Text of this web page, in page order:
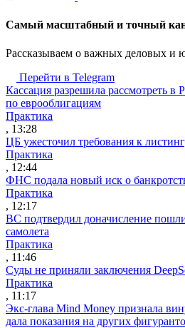
Cамый масштабный и точный
Рассказываем о важных деловых и
Перейти в Telegram
Кассация разрешила рассмотреть
по еврооблигациям
Практика
, 13:28
ЦБ ужесточил требования к
Практика
, 12:44
ФНС подала новый иск о
Практика
, 12:17
ВС подтвердил доначисление
самолета
Практика
, 11:46
Суды не приняли заключения
Практика
, 11:17
Экс-глава Mind Money признала
дала показания на других